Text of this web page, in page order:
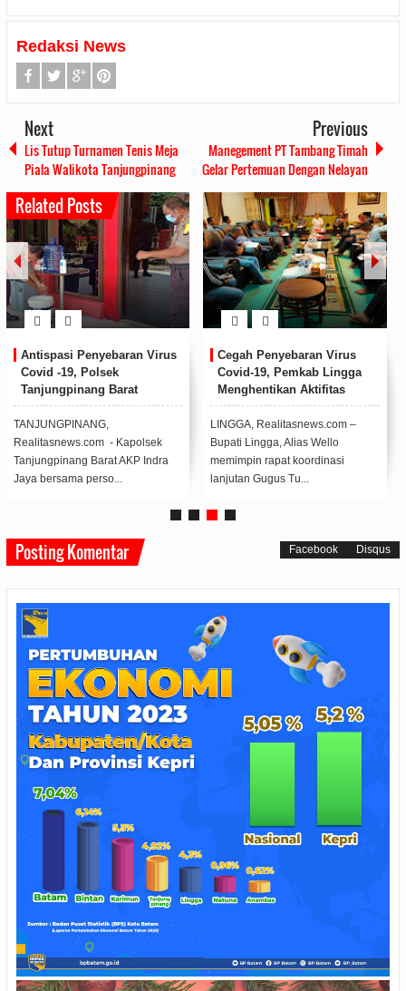
Redaksi News
Next
Lis Tutup Turnamen Tenis Meja
Piala Walikota Tanjungpinang
Previous
Manegement PT Tambang Timah
Gelar Pertemuan Dengan Nelayan
Related Posts
Penyebaran Virus
Polsek
Barat
Tempat Pencucian
Masyarakat
- Kapolsek
Barat AKP Indra
perso...
Cegah Penyebaran Virus
Covid-19, Pemkab Lingga
Menghentikan Aktifitas
Kapal Fery Yang Masuk dan
Keluar Selama 14 Hari
LINGGA, Realitasnews.com –
Bupati Lingga, Alias Wello
memimpin rapat koordinasi
lanjutan Gugus Tu...
Tampil
Honda
di Kepri
Honda
irit cocok
Posting Komentar Facebook Disqus